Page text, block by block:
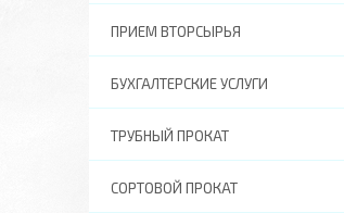
ПРИЕМ ВТОРСЫРЬЯ
БУХГАЛТЕРСКИЕ УСЛУГИ
ТРУБНЫЙ ПРОКАТ
СОРТОВОЙ ПРОКАТ